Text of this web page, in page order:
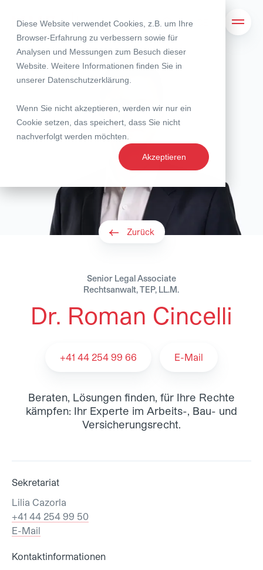
Diese Website verwendet Cookies, z.B. um Ihre
Browser-Erfahrung zu verbessern sowie für
Analysen und Messungen zum Besuch dieser
Website. Weitere Informationen finden Sie in
unserer Datenschutzerklärung
Wenn Sie nicht akzeptieren, werden wir nur ein
Cookie setzen, das speichert, dass Sie nicht
nachverfolgt werden möchten.
Akzeptieren
Suche
Zurück
Senior Legal Associate
Rechtsanwalt, TEP, LL.M.
Dr. Roman Cincelli - Team
Dr. Roman Cincelli
+41 44 254 99 66 E-Mail
Beraten, Lösungen finden, für Ihre Rechte
kämpfen: Ihr Experte im Arbeits-, Bau- und
Versicherungsrecht.
Sekretariat
Lilia Cazorla
+41 44 254 99 50
E-Mail
Kontaktinformationen